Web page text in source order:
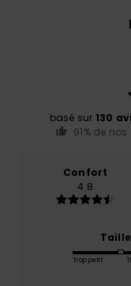
basé sur 130
91% de
Confort
4.8
Taille
Trop petit